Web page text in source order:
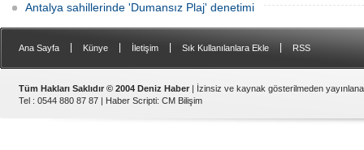
Antalya sahillerinde 'Dumansız Plaj' denetimi
Ana Sayfa Künye İletişim Sık Kullanılanlara Ekle RSS
Tüm Hakları Saklıdır © 2004 Deniz Haber | İzinsiz ve kaynak gösterilmeden
Tel : 0544 880 87 87 | Haber Scripti: CM Bilişim